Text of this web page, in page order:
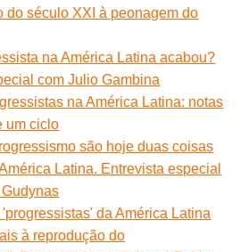
do século XXI à peonagem do
na América Latina acabou?
com Julio Gambina
na América Latina: notas
um ciclo
são hoje duas coisas
Latina. Entrevista especial
da América Latina
à reprodução do